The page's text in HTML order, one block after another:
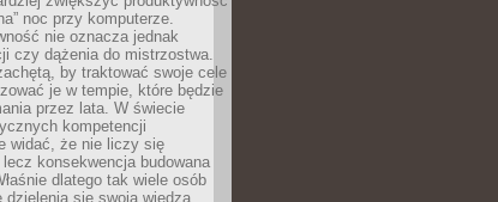
noc przy komputerze.
nie oznacza jednak
czy dążenia do mistrzostwa.
by traktować swoje cele
je w tempie, które będzie
przez lata. W świecie
kompetencji
widać, że nie liczy się
konsekwencja budowana
dlatego tak wiele osób
dzielenia się swoją wiedzą